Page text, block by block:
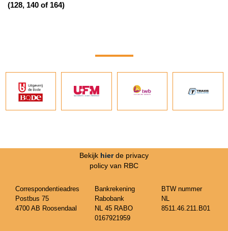
(128, 140 of 164)
Bekijk hier de privacy
policy van RBC
Correspondentieadres
Postbus 75
4700 AB Roosendaal
Bankrekening
Rabobank
NL 45 RABO
0167921959
BTW nummer
NL
8511.46.211.B01